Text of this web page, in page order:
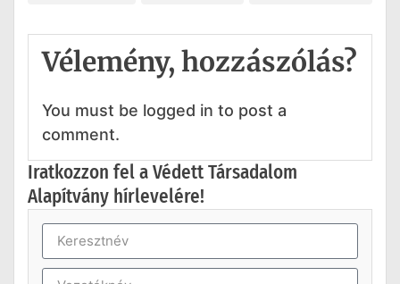
Vélemény, hozzászólás?
You must be logged in to post a
comment.
Iratkozzon fel a Védett Társadalom
Alapítvány hírlevelére!